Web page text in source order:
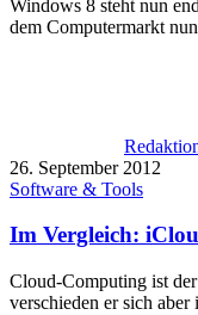
Windows 8 steht nun
dem Computermarkt
26. September 2012
Software & Tools
Im Vergleich:
Cloud-Computing ist
verschieden er sich